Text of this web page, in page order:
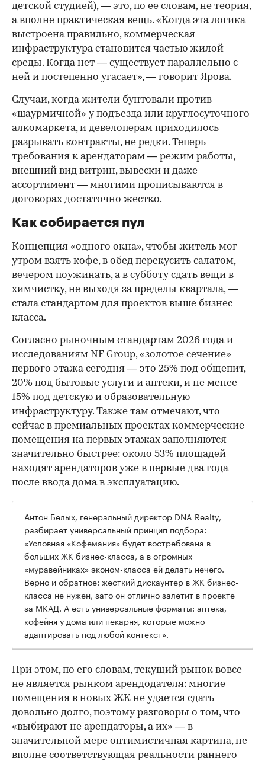
детской студией), — это, по ее словам, не теория,
а вполне практическая вещь. «Когда эта логика
выстроена правильно, коммерческая
инфраструктура становится частью жилой
среды. Когда нет — существует параллельно с
ней и постепенно угасает», — говорит Ярова.
Случаи, когда жители бунтовали против
«шаурмичной» у подъезда или круглосуточного
алкомаркета, и девелоперам приходилось
разрывать контракты, не редки. Теперь
требования к арендаторам — режим работы,
внешний вид витрин, вывески и даже
ассортимент — многими прописываются в
договорах достаточно жестко.
Как собирается пул
Концепция «одного окна», чтобы житель мог
утром взять кофе, в обед перекусить салатом,
вечером поужинать, а в субботу сдать вещи в
химчистку, не выходя за пределы квартала, —
стала стандартом для проектов выше бизнес-
класса.
Согласно рыночным стандартам 2026 года и
исследованиям NF Group, «золотое сечение»
первого этажа сегодня — это 25% под общепит,
20% под бытовые услуги и аптеки, и не менее
15% под детскую и образовательную
инфраструктуру. Также там отмечают, что
сейчас в премиальных проектах коммерческие
помещения на первых этажах заполняются
значительно быстрее: около 53% площадей
находят арендаторов уже в первые два года
после ввода дома в эксплуатацию.
Антон Белых, генеральный директор DNA Realty,
разбирает универсальный принцип подбора:
«Условная «Кофемания» будет востребована в
больших ЖК бизнес-класса, а в огромных
«муравейниках» эконом-класса ей делать нечего.
Верно и обратное: жесткий дискаунтер в ЖК бизнес-
класса не нужен, зато он отлично залетит в проекте
за МКАД. А есть универсальные форматы: аптека,
кофейня у дома или пекарня, которые можно
адаптировать под любой контекст».
При этом, по его словам, текущий рынок вовсе
не является рынком арендодателя: многие
помещения в новых ЖК не удается сдать
довольно долго, поэтому разговоры о том, что
«выбирают не арендаторы, а их» — в
значительной мере оптимистичная картина, не
вполне соответствующая реальности раннего